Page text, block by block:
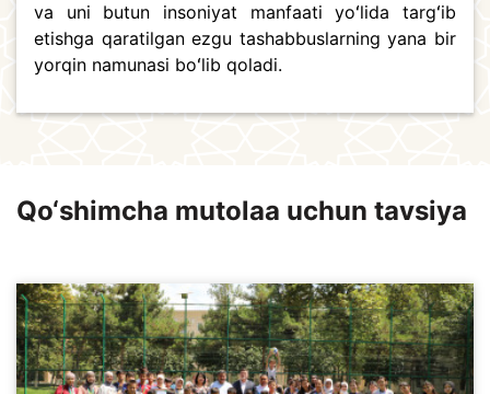
va uni butun insoniyat manfaati yoʻlida targʻib
etishga qaratilgan ezgu tashabbuslarning yana bir
yorqin namunasi boʻlib qoladi.
Qo‘shimcha mutolaa uchun tavsiya